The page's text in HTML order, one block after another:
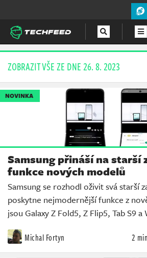
Magazín
Videa
ZOBRAZIT VŠE ZE DNE 26. 8. 2023
NOVINKA
Samsung přináší na starší
funkce nových modelů
Samsung se rozhodl oživit svá starší
poskytne nejmodernější funkce z
jsou Galaxy Z Fold5, Z Flip5, Tab S9 a
Michal Fortyn 2